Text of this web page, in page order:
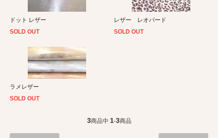
ドット レザー
SOLD OUT
レザー レオパード
SOLD OUT
ラメレザー
SOLD OUT
3商品中 1-3商品